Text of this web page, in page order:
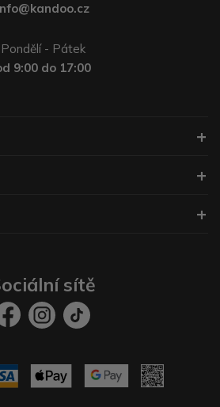
Pondělí - Pátek
9:00 do 17:00
sítě